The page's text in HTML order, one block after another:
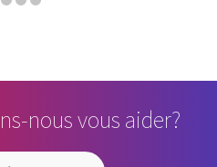
nous vous aider?